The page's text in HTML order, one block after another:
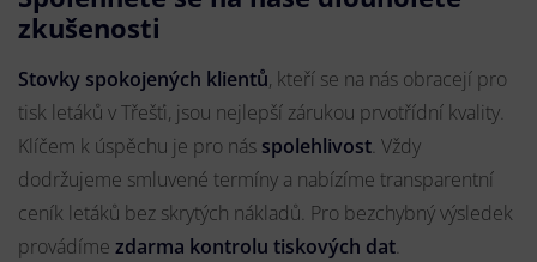
zkušenosti
Stovky spokojených klientů, kteří se na nás obracejí pro
tisk letáků v Třešťi, jsou nejlepší zárukou prvotřídní kvality.
Klíčem k úspěchu je pro nás spolehlivost. Vždy
dodržujeme smluvené termíny a nabízíme transparentní
ceník letáků bez skrytých nákladů. Pro bezchybný výsledek
provádíme zdarma kontrolu tiskových dat.